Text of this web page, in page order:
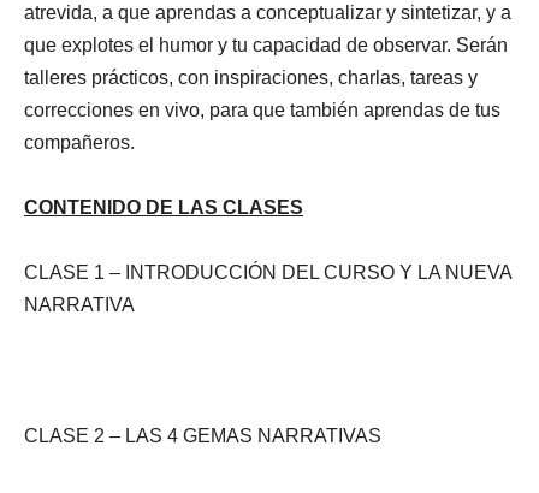
atrevida, a que aprendas a conceptualizar y sintetizar, y a
que explotes el humor y tu capacidad de observar. Serán
talleres prácticos, con inspiraciones, charlas, tareas y
correcciones en vivo, para que también aprendas de tus
compañeros.
CONTENIDO DE LAS CLASES
CLASE 1 – INTRODUCCIÓN DEL CURSO Y LA NUEVA
NARRATIVA
CLASE 2 – LAS 4 GEMAS NARRATIVAS